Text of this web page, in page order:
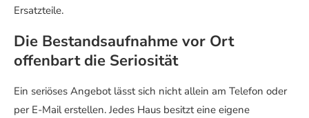
Ersatzteile.
Die Bestandsaufnahme vor Ort
offenbart die Seriosität
Ein seriöses Angebot lässt sich nicht allein am Telefon oder
per E-Mail erstellen. Jedes Haus besitzt eine eigene